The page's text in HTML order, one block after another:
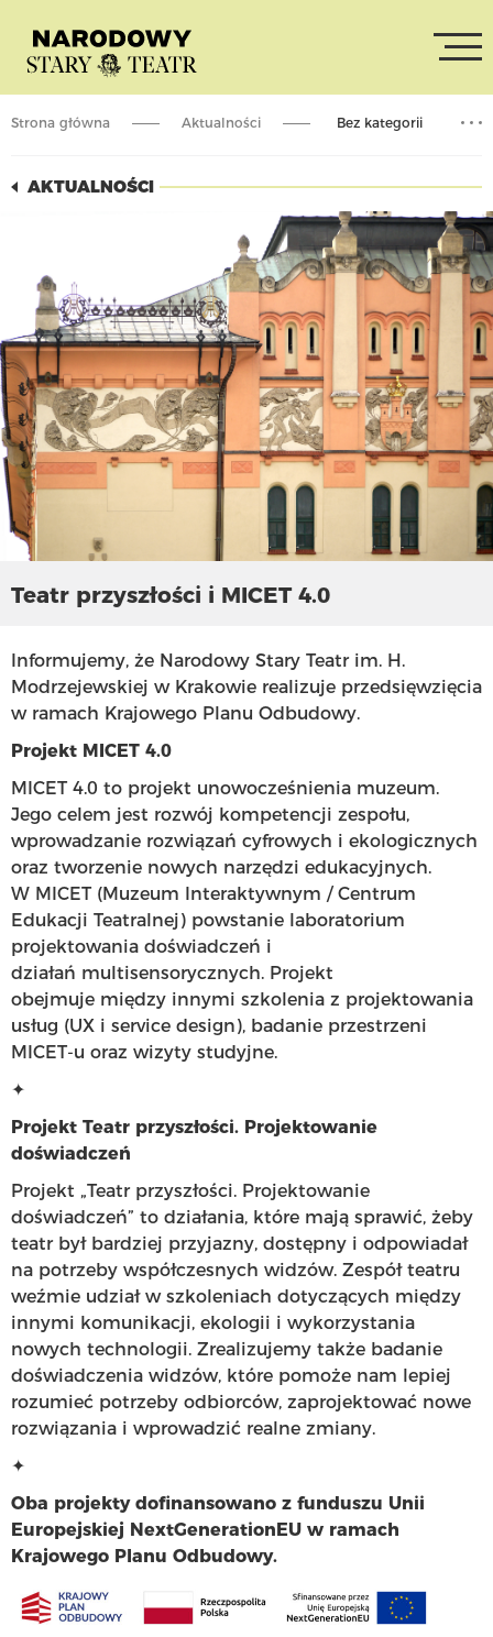
Strona główna Bez kategorii
Aktualności
AKTUALNOŚCI
Teatr przyszłości i MICET 4.0
Informujemy, że Narodowy Stary Teatr im. H.
Modrzejewskiej w Krakowie realizuje przedsięwzięcia
w ramach Krajowego Planu Odbudowy.
Projekt MICET 4.0
MICET 4.0 to projekt unowocześnienia muzeum.
Jego celem jest rozwój kompetencji zespołu,
wprowadzanie rozwiązań cyfrowych i ekologicznych
oraz tworzenie nowych narzędzi edukacyjnych.
W MICET (Muzeum Interaktywnym / Centrum
Edukacji Teatralnej) powstanie laboratorium
projektowania doświadczeń i
działań multisensorycznych. Projekt
obejmuje między innymi szkolenia z projektowania
usług (UX i service design), badanie przestrzeni
MICET-u oraz wizyty studyjne.
✦
Projekt Teatr przyszłości. Projektowanie
doświadczeń
Projekt „Teatr przyszłości. Projektowanie
doświadczeń” to działania, które mają sprawić, żeby
teatr był bardziej przyjazny, dostępny i odpowiadał
na potrzeby współczesnych widzów. Zespół teatru
weźmie udział w szkoleniach dotyczących między
innymi komunikacji, ekologii i wykorzystania
nowych technologii. Zrealizujemy także badanie
doświadczenia widzów, które pomoże nam lepiej
rozumieć potrzeby odbiorców, zaprojektować nowe
rozwiązania i wprowadzić realne zmiany.
✦
Oba projekty dofinansowano z funduszu Unii
Europejskiej NextGenerationEU w ramach
Krajowego Planu Odbudowy.